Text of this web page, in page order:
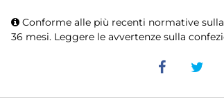
Conforme alle più recenti normative
36 mesi. Leggere le avvertenze sulla